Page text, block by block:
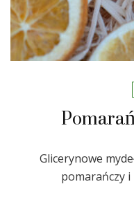
Glicerynowe
pomarańczy